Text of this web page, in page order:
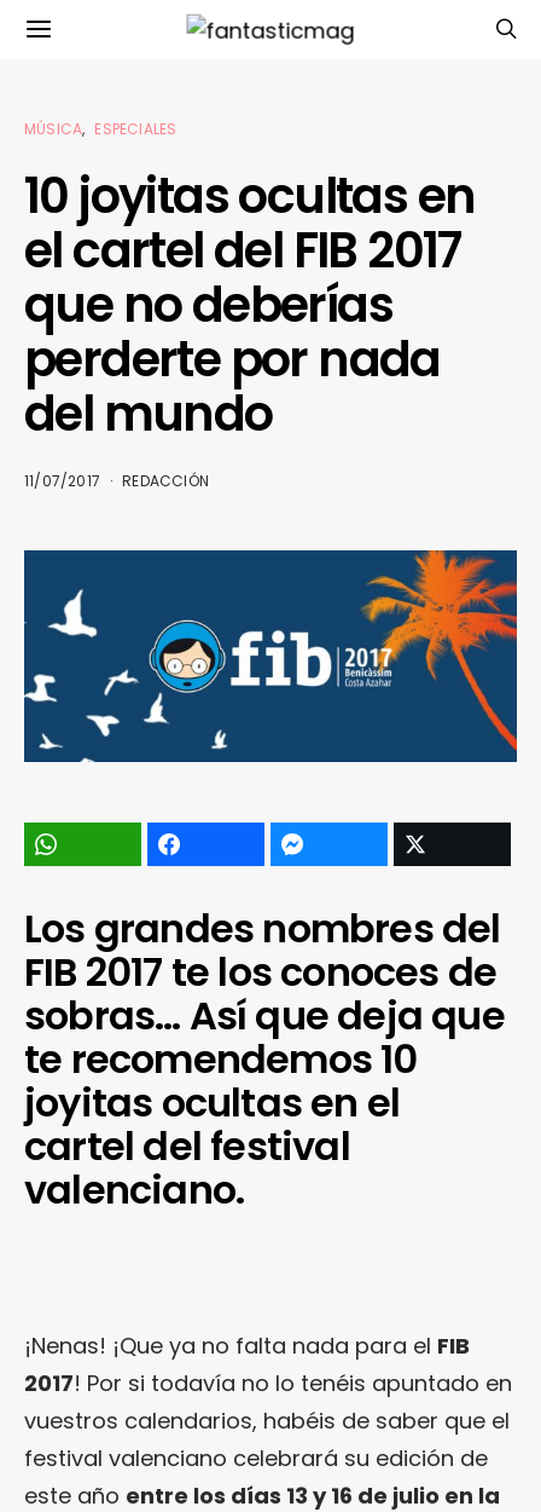
MÚSICA ESPECIALES
10 joyitas ocultas en
el cartel del FIB 2017
que no deberías
perderte por nada
del mundo
11/07/2017 REDACCIÓN
Los grandes nombres del
FIB 2017 te los conoces de
sobras… Así que deja que
te recomendemos 10
joyitas ocultas en el
cartel del festival
valenciano.
¡Nenas! ¡Que ya no falta nada para el FIB
2017! Por si todavía no lo tenéis apuntado en
vuestros calendarios, habéis de saber que el
festival valenciano celebrará su edición de
este año entre los días 13 y 16 de julio en la